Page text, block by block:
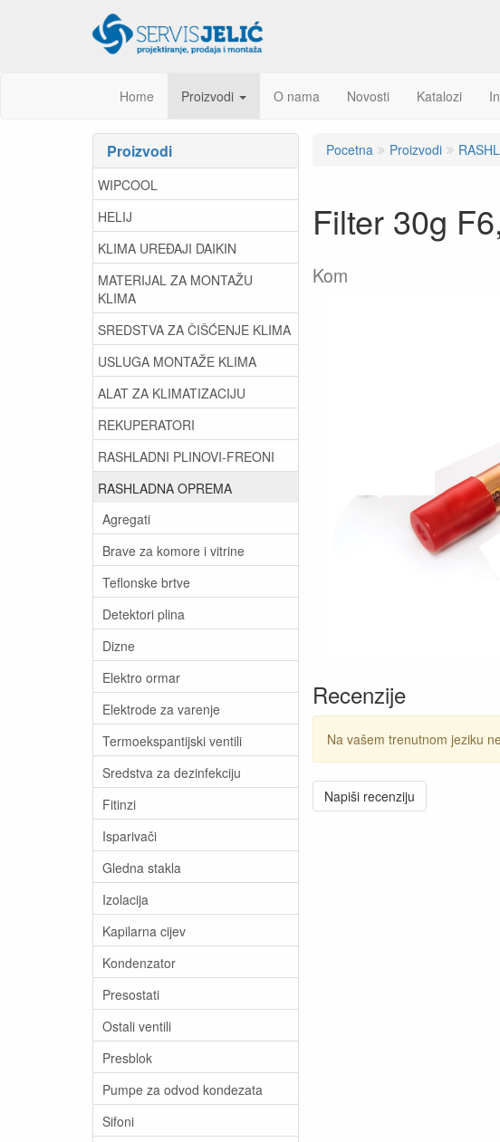
Home Proizvodi O nama Novosti Katalozi
Pocetna Proizvodi
Filter 30g
Kom
Recenzije
Na vašem trenutnom jeziku
Napiši recenziju
Proizvodi
WIPCOOL
HELIJ
KLIMA UREĐAJI DAIKIN
MATERIJAL ZA MONTAŽU
KLIMA
SREDSTVA ZA ČIŠĆENJE KLIMA
USLUGA MONTAŽE KLIMA
ALAT ZA KLIMATIZACIJU
REKUPERATORI
RASHLADNI PLINOVI-FREONI
RASHLADNA OPREMA
Agregati
Brave za komore i vitrine
Teflonske brtve
Detektori plina
Dizne
Elektro ormar
Elektrode za varenje
Termoekspantijski ventili
Sredstva za dezinfekciju
Fitinzi
Isparivači
Gledna stakla
Izolacija
Kapilarna cijev
Kondenzator
Presostati
Ostali ventili
Presblok
Pumpe za odvod kondezata
Sifoni